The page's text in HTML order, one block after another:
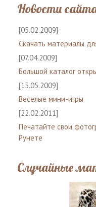
Новости
[05.02.2009]
Скачать материалы
[07.04.2009]
Большой каталог
[15.05.2009]
Веселые мини-игры
[22.02.2011]
Печатайте свои
Рунете
Случайные